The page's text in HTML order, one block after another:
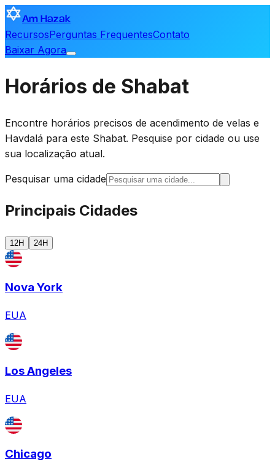
Am Hazak
RecursosPerguntas FrequentesContato
Baixar Agora
Horários de Shabat
Encontre horários precisos de acendimento de velas e
Havdalá para este Shabat. Pesquise por cidade ou use
sua localização atual.
Pesquisar uma cidade
Principais Cidades
12H 24H
Nova York
EUA
Los Angeles
EUA
Chicago